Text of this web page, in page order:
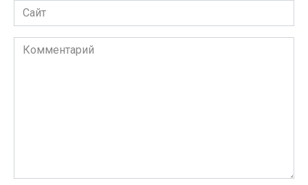
Сайт
Комментарий